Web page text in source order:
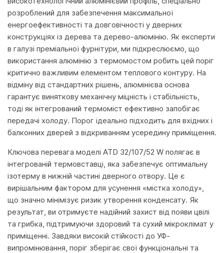
розроблений для забезпечення максимальної
енергоефективності та довговічності у дверних
конструкціях із дерева та дерево-алюмінію. Як експерти
в галузі преміальної фурнітури, ми підкреслюємо, що
використання алюмінію з термомостом робить цей поріг
критично важливим елементом теплового контуру. На
відміну від стандартних рішень, алюмінієва основа
гарантує виняткову механічну міцність і стабільність,
тоді як інтегрований термоміст ефективно запобігає
передачі холоду. Порог ідеально підходить для вхідних і
балконних дверей з відкриванням усередину приміщення.
Ключова перевага моделі ATD 32/107/52 W полягає в
інтегрованій термовставці, яка забезпечує оптимальну
ізотерму в нижній частині дверного отвору. Це є
вирішальним фактором для усунення «містка холоду»,
що значно мінімізує ризик утворення конденсату. Як
результат, ви отримуєте надійний захист від появи цвілі
та грибка, підтримуючи здоровий та сухий мікроклімат у
приміщенні. Завдяки високій стійкості до УФ-
випромінювання, поріг зберігає свої функціональні та